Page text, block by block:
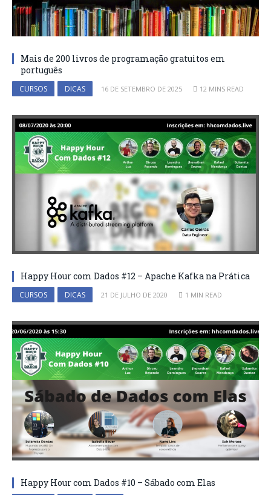
Mais de 200 livros de programação gratuitos em
português
CURSOS DICAS 16 DE SETEMBRO DE 2025 12 MINS READ
Happy Hour com Dados #12 – Apache Kafka na Prática
CURSOS DICAS 21 DE JULHO DE 2020 1 MIN READ
Happy Hour com Dados #10 – Sábado com Elas